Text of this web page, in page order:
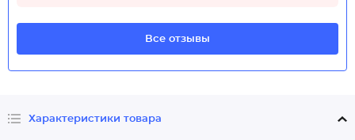
Все отзывы
Характеристики товара